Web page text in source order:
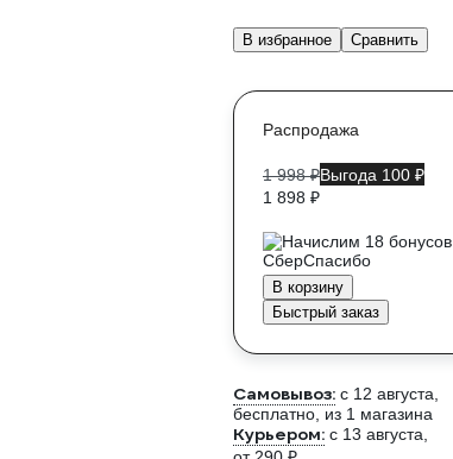
В избранное Сравнить
Распродажа
1 998 ₽Выгода 100 ₽
1 898 ₽
Начислим 18 бонусов
В корзину
Быстрый заказ
Самовывоз: c 12 августа,
бесплатно , из 1 магазина
Курьером: c 13 августа,